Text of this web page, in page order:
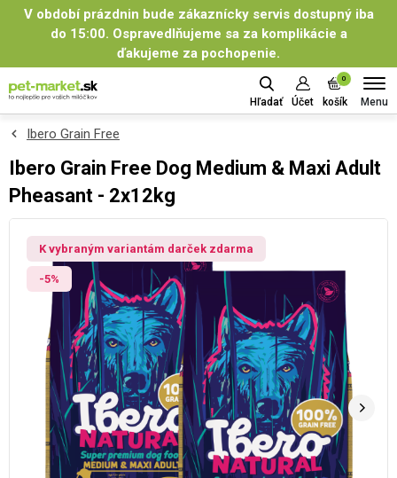
V období prázdnin bude zákaznícky servis dostupný iba
do 15:00. Ospravedlňujeme sa za komplikácie a
ďakujeme za pochopenie.
Hľadať Účet
0
košík Menu
Ibero Grain Free
Ibero Grain Free Dog Medium & Maxi Adult
Pheasant - 2x12kg
K vybraným variantám darček zdarma
-5%